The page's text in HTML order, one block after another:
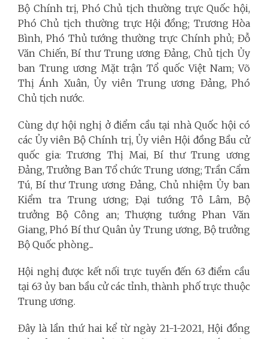
Bộ Chính trị, Phó Chủ tịch thường trực Quốc hội,
Phó Chủ tịch thường trực Hội đồng; Trương Hòa
Bình, Phó Thủ tướng thường trực Chính phủ; Đỗ
Văn Chiến, Bí thư Trung ương Đảng, Chủ tịch Ủy
ban Trung ương Mặt trận Tổ quốc Việt Nam; Võ
Thị Ánh Xuân, Ủy viên Trung ương Đảng, Phó
Chủ tịch nước.
Cùng dự hội nghị ở điểm cầu tại nhà Quốc hội có
các Ủy viên Bộ Chính trị, Ủy viên Hội đồng Bầu cử
quốc gia: Trương Thị Mai, Bí thư Trung ương
Đảng, Trưởng Ban Tổ chức Trung ương; Trần Cẩm
Tú, Bí thư Trung ương Đảng, Chủ nhiệm Ủy ban
Kiểm tra Trung ương; Đại tướng Tô Lâm, Bộ
trưởng Bộ Công an; Thượng tướng Phan Văn
Giang, Phó Bí thư Quân ủy Trung ương, Bộ trưởng
Bộ Quốc phòng...
Hội nghị được kết nối trực tuyến đến 63 điểm cầu
tại 63 ủy ban bầu cử các tỉnh, thành phố trực thuộc
Trung ương.
Đây là lần thứ hai kể từ ngày 21-1-2021, Hội đồng